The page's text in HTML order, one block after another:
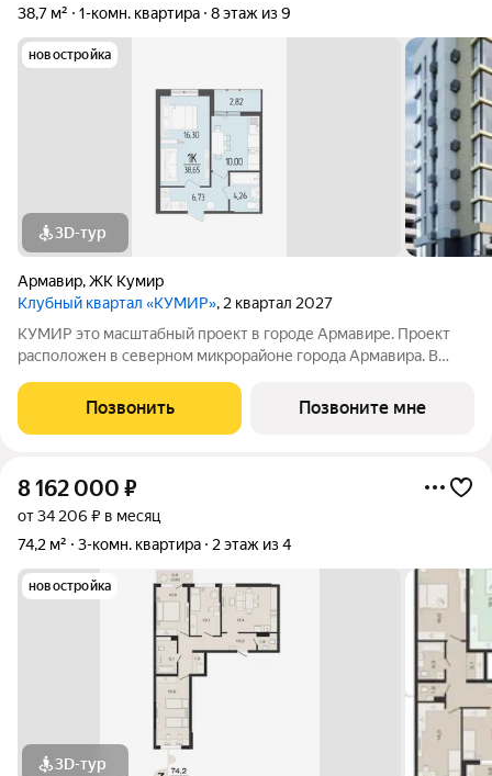
38,7 м²
1-комн. квартира 8 этаж из 9
новостройка
3D-тур
Армавир,ЖК Кумир
Клубный квартал «КУМИР», 2 квартал 2027
КУМИР этo масштабный проект в городе Армавире. Проект
расположен в северном микрорайоне города Армавира. В
Детский сад на 250 мест, школа на 500 мест, продуктовые
магазины, кофейни, бытовые услуги и
Позвонить Позвоните мне
8 162 000 ₽
от 34 206 ₽ в месяц
74,2 м²
3-комн. квартира 2 этаж из 4
новостройка
3D-тур